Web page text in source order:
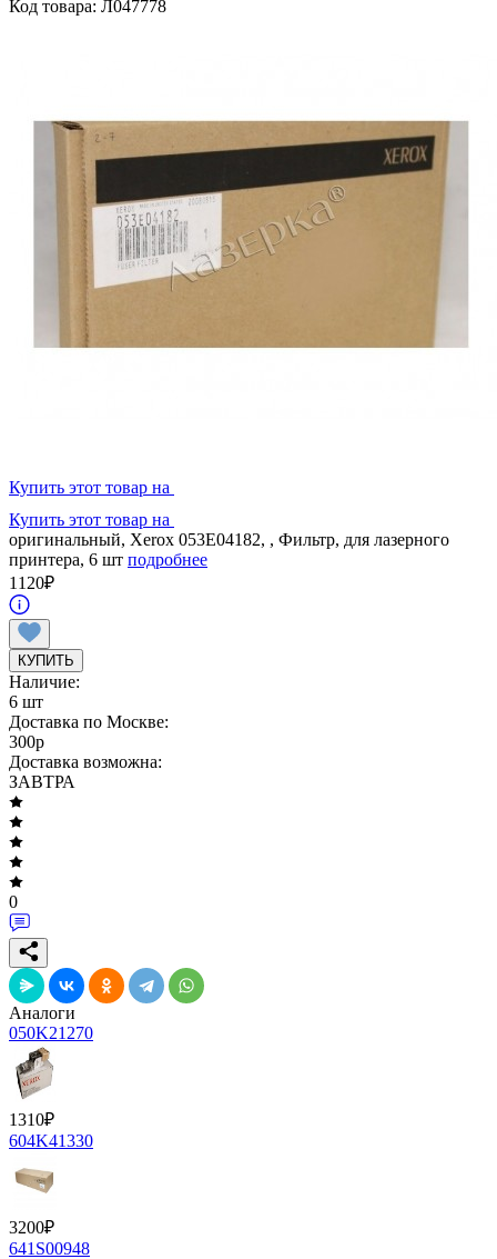
Код товара: Л047778
Купить этот товар на
Купить этот товар на
оригинальный, Xerox 053E04182, , Фильтр, для лазерного
принтера, 6 шт подробнее
1120₽
КУПИТЬ
Наличие:
6 шт
Доставка по Москве:
300p
Доставка возможна:
ЗАВТРА
0
Аналоги
050K21270
1310₽
604K41330
3200₽
641S00948